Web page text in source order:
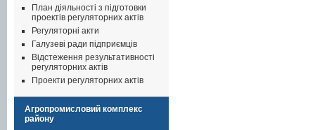
План діяльності з підготовки
проектів регуляторних актів
Регуляторні акти
Галузеві ради підприємців
Відстеження результативності
регуляторних актів
Проекти регуляторних актів
Агропромисловий комплекс
району